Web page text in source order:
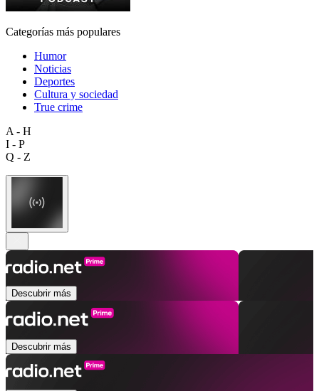
Categorías más populares
Humor
Noticias
Deportes
Cultura y sociedad
True crime
A - H
I - P
Q - Z
Descubrir más
Descubrir más